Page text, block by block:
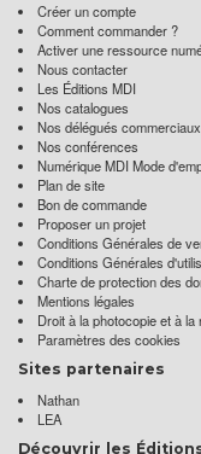
Créer un compte
Comment commander ?
Activer une ressource
Nous contacter
Les Éditions MDI
Nos catalogues
Nos délégués commerciaux
Nos conférences
Numérique MDI Mode
Plan de site
Bon de commande
Proposer un projet
Conditions Générales de
Conditions Générales
Charte de protection des
Mentions légales
Droit à la photocopie et à la
Paramètres des cookies
Sites partenaires
Nathan
LEA
Découvrir les